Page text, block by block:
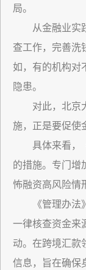
局。
从金融业实
查工作，完善洗
如，有的机构对
隐患。
对此，北京
施，正是要促使
具体来看，
的措施。专门增
怖融资高风险情
《管理办
一律核查资金来
动。在跨境汇
信息，旨在确保